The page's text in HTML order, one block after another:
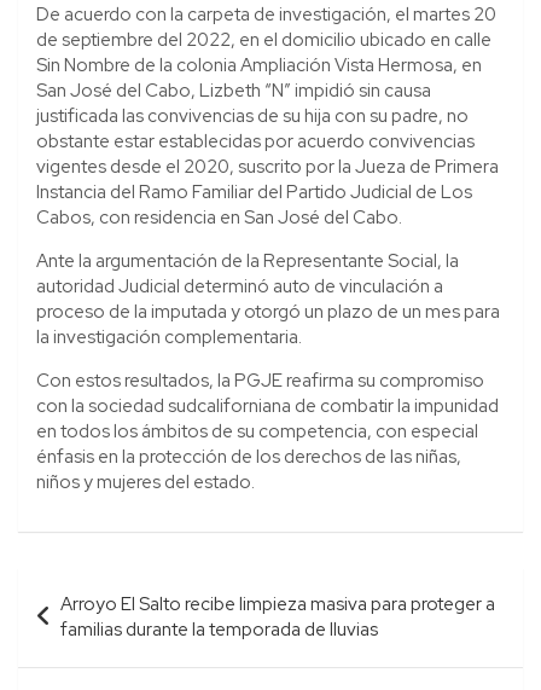
De acuerdo con la carpeta de investigación, el martes 20
de septiembre del 2022, en el domicilio ubicado en calle
Sin Nombre de la colonia Ampliación Vista Hermosa, en
San José del Cabo, Lizbeth “N” impidió sin causa
justificada las convivencias de su hija con su padre, no
obstante estar establecidas por acuerdo convivencias
vigentes desde el 2020, suscrito por la Jueza de Primera
Instancia del Ramo Familiar del Partido Judicial de Los
Cabos, con residencia en San José del Cabo.
Ante la argumentación de la Representante Social, la
autoridad Judicial determinó auto de vinculación a
proceso de la imputada y otorgó un plazo de un mes para
la investigación complementaria.
Con estos resultados, la PGJE reafirma su compromiso
con la sociedad sudcaliforniana de combatir la impunidad
en todos los ámbitos de su competencia, con especial
énfasis en la protección de los derechos de las niñas,
niños y mujeres del estado.
Navegación
de
entradas
Arroyo El Salto recibe limpieza masiva para proteger a
familias durante la temporada de lluvias